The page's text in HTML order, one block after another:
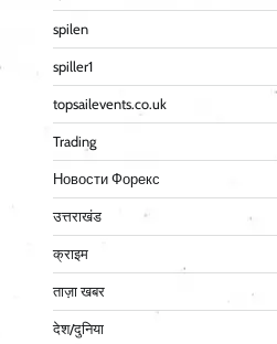
spilen
spiller1
topsailevents.co.uk
Trading
Новости Форекс
उत्तराखंड
क्राइम
ताज़ा खबर
देश/दुनिया